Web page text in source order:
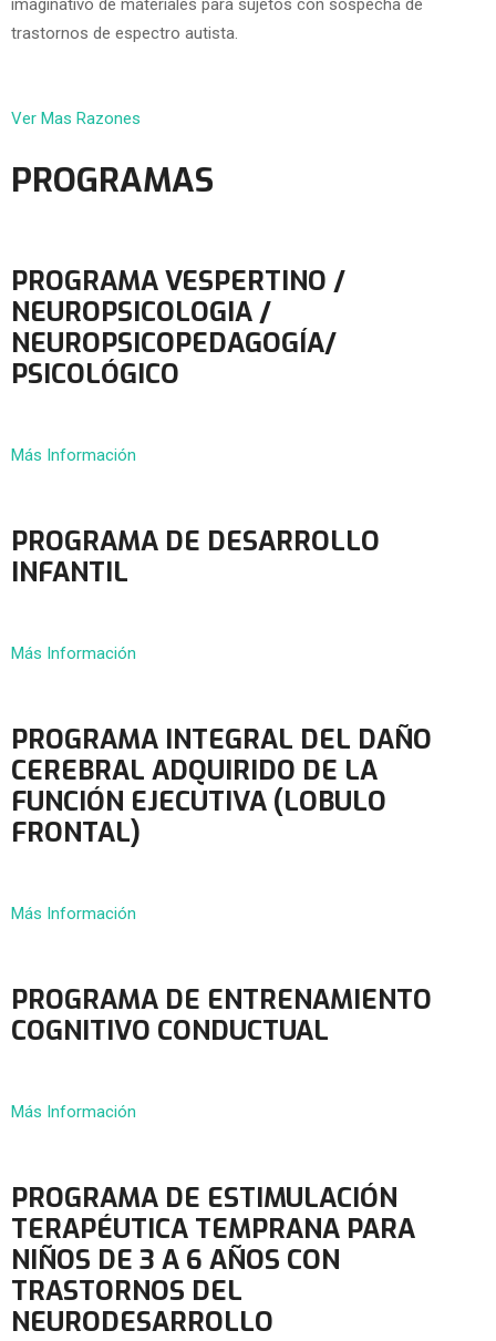
imaginativo de materiales para sujetos con sospecha de
trastornos de espectro autista.
Ver Mas Razones
PROGRAMAS
PROGRAMA VESPERTINO /
NEUROPSICOLOGIA /
NEUROPSICOPEDAGOGÍA/
PSICOLÓGICO
Más Información
PROGRAMA DE DESARROLLO
INFANTIL
Más Información
PROGRAMA INTEGRAL DEL DAÑO
CEREBRAL ADQUIRIDO DE LA
FUNCIÓN EJECUTIVA (LOBULO
FRONTAL)
Más Información
PROGRAMA DE ENTRENAMIENTO
COGNITIVO CONDUCTUAL
Más Información
PROGRAMA DE ESTIMULACIÓN
TERAPÉUTICA TEMPRANA PARA
NIÑOS DE 3 A 6 AÑOS CON
TRASTORNOS DEL
NEURODESARROLLO